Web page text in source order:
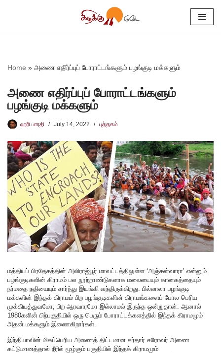
Home » அணை எதிர்ப்புப் போராட்டங்களும் பழங்குடி மக்களும்
அணை எதிர்ப்புப் போராட்டங்களும்
பழங்குடி மக்களும்
ஹரி பாரதி July 14, 2022 புத்தகம்
மத்தியப் பிரதேசத்தின் அலிராஜ்பூர் மாவட்டத்திலுள்ள ‘அஞ்சன்வாரா’ என்னும்
பழங்குடிகளின் கிராமம் பல நூற்றாண்டுகளாக மலையையும் கானகத்தையும்
நர்மதை நதியையும் சார்ந்து இயங்கி வந்திருக்கிறது. பில்லாலா பழங்குடி
மக்களின் இந்தக் கிராமம் பிற பழங்குடிகளின் கிராமங்களைப் போல பெரிய
முக்கியத்துவமோ, பிற ஆரவாரமோ இல்லாமல் இருந்த ஒன்றுதான். ஆனால்
1980களின் பிற்பகுதியில் ஒரு பெரும் போராட்டக்களத்தில் இந்தக் கிராமமும்
அதன் மக்களும் இணைகிறார்கள்.
இந்தியாவின் மிகப்பெரிய அணைத் திட்டமான சர்தார் சரோவர் அணை
கட்டுமானத்தால் நீரில் மூழ்கும் பகுதியில் இந்தக் கிராமமும்